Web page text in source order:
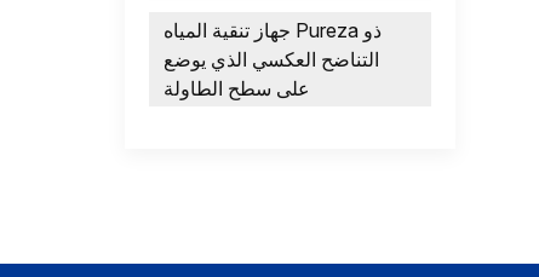
جهاز تنقية المياه Pureza ذو
التناضح العكسي الذي يوضع
على سطح الطاولة